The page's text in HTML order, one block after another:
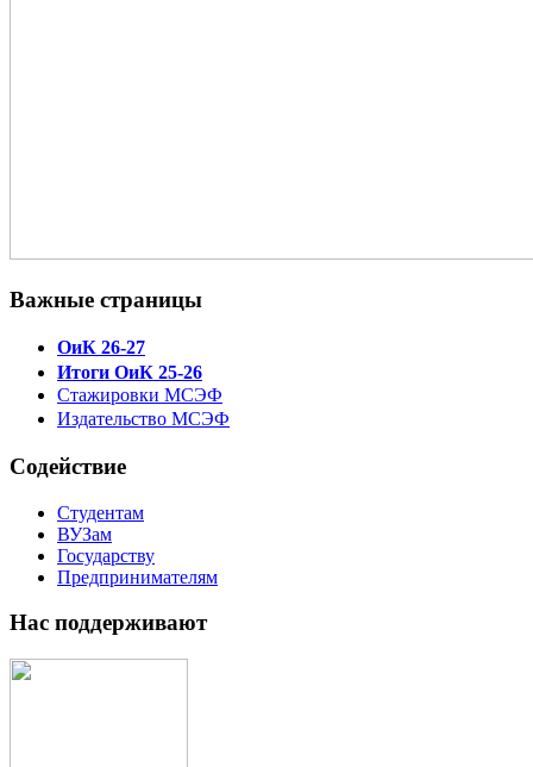
Важные страницы
ОиК 26-27
Итоги ОиК 25-26
Стажировки МСЭФ
Издательство МСЭФ
Содействие
Студентам
ВУЗам
Государству
Предпринимателям
Нас поддерживают